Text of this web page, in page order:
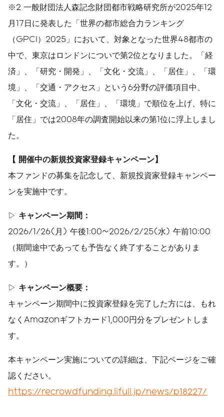
※2 一般財団法人森記念財団都市戦略研究所が2025年12
月17日に発表した「世界の都市総合力ランキング
（GPCI）2025」において、対象となった世界48都市の
中で、東京はロンドンについで第2位となりました。「経
済」、「研究・開発」、「文化・交流」、「居住」、「環
境」、「交通・アクセス」という6分野の評価項目中、
「文化・交流」、「居住」、「環境」で順位を上げ、特に
「居住」では2008年の調査開始以来の第1位に浮上しまし
た。
【 開催中の新規投資家登録キャンペーン】
本ファンドの募集を記念して、新規投資家登録キャンペー
ンを実施中です。
▷ キャンペーン期間：
2026/1/26(月) 午後1:00~2026/2/25(水) 午前10:00
（期間途中であっても予告なく終了することがありま
す。）
▷ キャンペーン概要：
キャンペーン期間中に投資家登録を完了した方には、もれ
なくAmazonギフトカード1,000円分をプレゼントしま
す。
本キャンペーン実施についての詳細は、下記ページをご確
認ください。
https://recrowdfunding.lifull.jp/news/p18227/